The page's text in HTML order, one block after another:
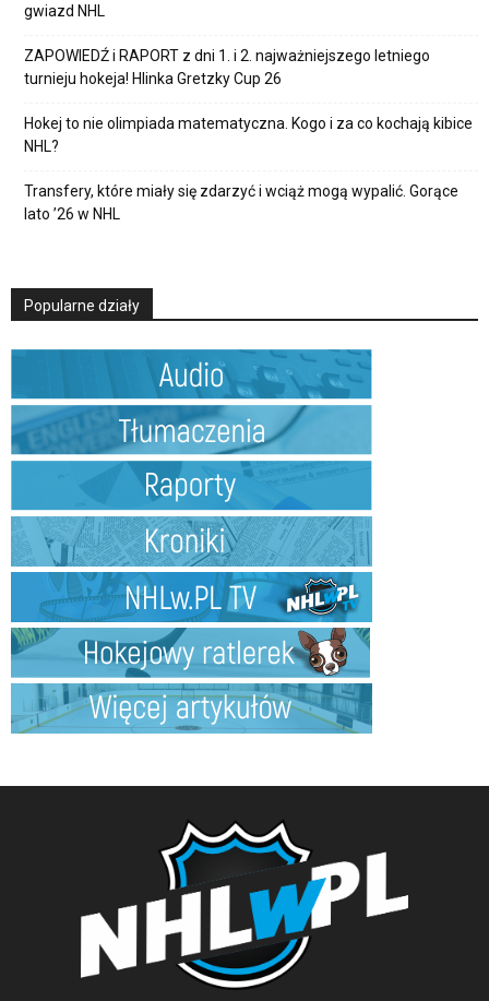
gwiazd NHL
ZAPOWIEDŹ i RAPORT z dni 1. i 2. najważniejszego letniego
turnieju hokeja! Hlinka Gretzky Cup 26
Hokej to nie olimpiada matematyczna. Kogo i za co kochają kibice
NHL?
Transfery, które miały się zdarzyć i wciąż mogą wypalić. Gorące
lato ’26 w NHL
Popularne działy